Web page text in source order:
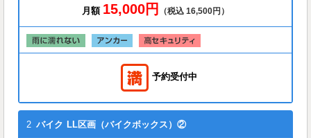
月額 15,000円 （税込 16,500円）
予約受付中
2 バイク LL区画（バイクボックス）②